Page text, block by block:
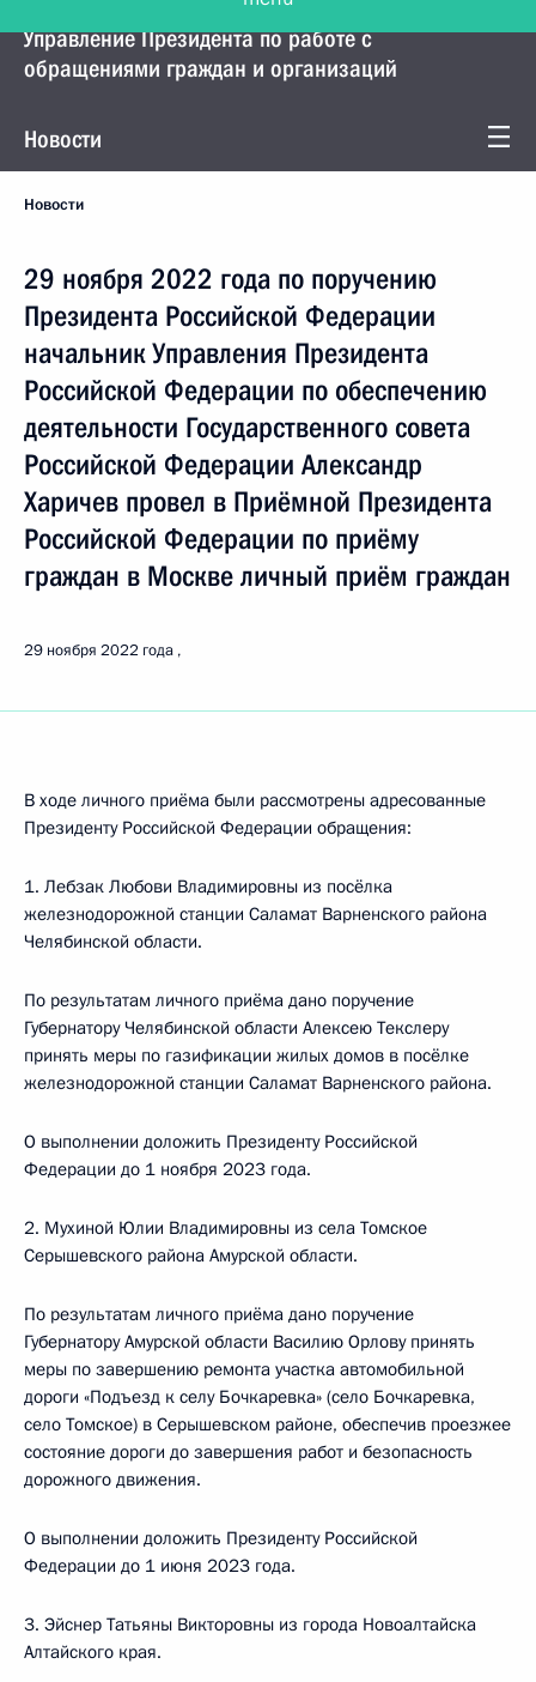
Управление Президента по работе с
обращениями граждан и организаций
Новости
Новости
29 ноября 2022 года по поручению
Президента Российской Федерации
начальник Управления Президента
Российской Федерации по обеспечению
деятельности Государственного совета
Российской Федерации Александр
Харичев провел в Приёмной Президента
Российской Федерации по приёму
граждан в Москве личный приём граждан
29 ноября 2022 года
В ходе личного приёма были рассмотрены адресованные
Президенту Российской Федерации обращения:
1. Лебзак Любови Владимировны из посёлка
железнодорожной станции Саламат Варненского района
Челябинской области.
По результатам личного приёма дано поручение
Губернатору Челябинской области Алексею Текслеру
принять меры по газификации жилых домов в посёлке
железнодорожной станции Саламат Варненского района.
О выполнении доложить Президенту Российской
Федерации до 1 ноября 2023 года.
2. Мухиной Юлии Владимировны из села Томское
Серышевского района Амурской области.
По результатам личного приёма дано поручение
Губернатору Амурской области Василию Орлову принять
меры по завершению ремонта участка автомобильной
дороги «Подъезд к селу Бочкаревка» (село Бочкаревка,
село Томское) в Серышевском районе, обеспечив проезжее
состояние дороги до завершения работ и безопасность
дорожного движения.
О выполнении доложить Президенту Российской
Федерации до 1 июня 2023 года.
3. Эйснер Татьяны Викторовны из города Новоалтайска
Алтайского края.